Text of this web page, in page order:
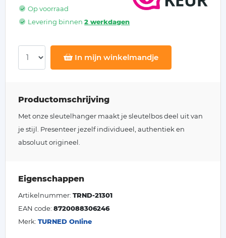
Op voorraad
Levering binnen2 werkdagen
In mijn winkelmandje
Productomschrijving
Met onze sleutelhanger maakt je sleutelbos deel uit van
je stijl. Presenteer jezelf individueel, authentiek en
absoluut origineel.
Eigenschappen
Artikelnummer: TRND-21301
EAN code: 8720088306246
Merk: TURNED Online